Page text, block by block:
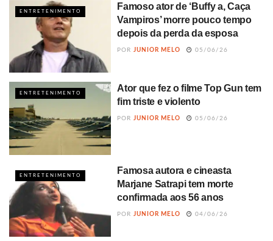
ENTRETENIMENTO
Famoso ator de ‘Buffy a, Caça
Vampiros’ morre pouco tempo
depois da perda da esposa
POR JUNIOR MELO 05/06/26
ENTRETENIMENTO
Ator que fez o filme Top Gun tem
fim triste e violento
POR JUNIOR MELO 05/06/26
ENTRETENIMENTO
Famosa autora e cineasta
Marjane Satrapi tem morte
confirmada aos 56 anos
POR JUNIOR MELO 04/06/26